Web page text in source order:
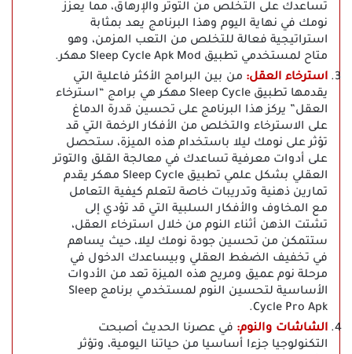
تساعدك على التخلص من التوتر والإرهاق، مما يعزز
نومك في نهاية اليوم وهذا البرنامج يعد بمثابة
استراتيجية فعالة للتخلص من التعب المزمن، وهو
متاح لمستخدمي تطبيق Sleep Cycle Apk Mod مهكر.
استرخاء العقل: من بين البرامج الأكثر فاعلية التي
يقدمها تطبيق Sleep Cycle مهكر هي برامج “استرخاء
العقل” يركز هذا البرنامج على تحسين قدرة الدماغ
على الاسترخاء والتخلص من الأفكار الرخمة التي قد
تؤثر على نومك ليلا باستخدام هذه الميزة، ستحصل
على أدوات معرفية تساعدك في معالجة القلق والتوتر
العقلي بشكل علمي تطبيق Sleep Cycle مهكر يقدم
تمارين ذهنية وتدريبات خاصة لتعلم كيفية التعامل
مع المخاوف والأفكار السلبية التي قد تؤدي إلى
تشتت الذهن أثناء النوم من خلال استرخاء العقل،
ستتمكن من تحسين جودة نومك ليلا، حيث يساهم
في تخفيف الضغط العقلي وبيساعدك الدخول في
مرحلة نوم عميق ومريح هذه الميزة تعد من الأدوات
الأساسية لتحسين النوم لمستخدمي برنامج Sleep
Cycle Pro Apk.
الشاشات والنوم: في عصرنا الحديث أصبحت
التكنولوجيا جزءا أساسيا من حياتنا اليومية، وتؤثر